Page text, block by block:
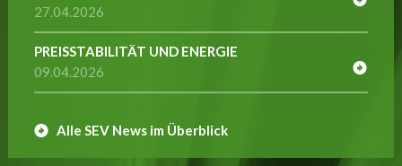
27.04.2026
PREISSTABILITÄT UND ENERGIE
09.04.2026
Alle SEV News im Überblick